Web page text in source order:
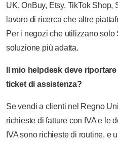
UK, OnBuy, Etsy, TikTok Shop,
lavoro di ricerca che altre
Per i negozi che utilizzano solo
soluzione più adatta.
Il mio helpdesk deve
ticket di assistenza?
Se vendi a clienti nel Regno
richieste di fatture con IVA e le
IVA sono richieste di routine, e